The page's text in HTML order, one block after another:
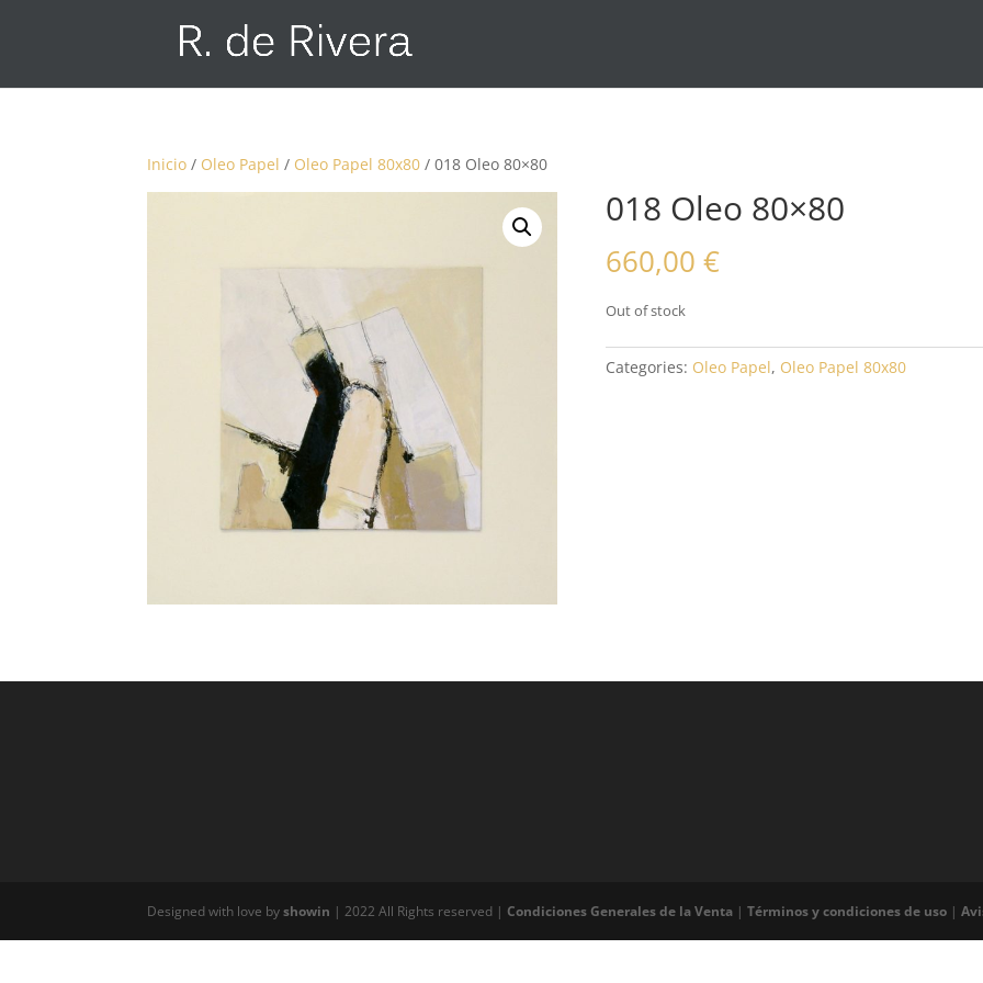
Inicio / Oleo Papel / Oleo Papel 80x80 / 018 Oleo 80×80
018 Oleo 80×80
660,00 €
Out of stock
Categories: Oleo Papel, Oleo Papel 80x80
Designed with love byshowin | 2022 All Rights reserved | Condiciones Generales de la Venta |Términos y condiciones de uso |